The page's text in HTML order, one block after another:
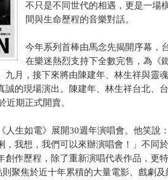
不只是不同世代的相遇，更是一場
間與生命歷程的音樂對話。
今年系列首棒由馬念先揭開序幕，
在樂迷熱烈支持下全數完售，為《
九月，接下來將由陳建年、林生祥與靈
誠的現場演出。陳建年、林生祥台北、
近期正式開賣。
人生如電》展開30週年演唱會。他笑說
，我想，我們可以來辦演唱會！」不同
創作歷程，除了重新演唱代表作品，更
聚焦於近十年累積的大量電影、戲劇